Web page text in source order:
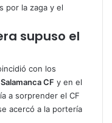
por la zaga y el
supuso el
con los
CF y en el
a sorprender el CF
acercó a la portería